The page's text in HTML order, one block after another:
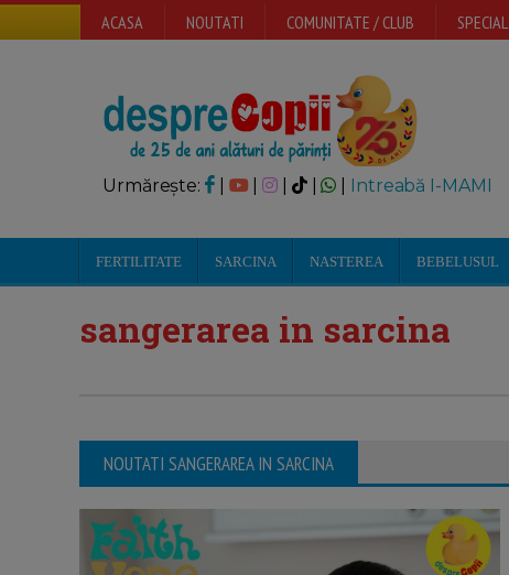
ACASA NOUTATI COMUNITATE / CLUB SPECIAL
Urmărește: | | Intreabă I-MAMI
FERTILITATE SARCINA NASTEREA BEBELUSUL
sangerarea in sarcina
NOUTATI SANGERAREA IN SARCINA